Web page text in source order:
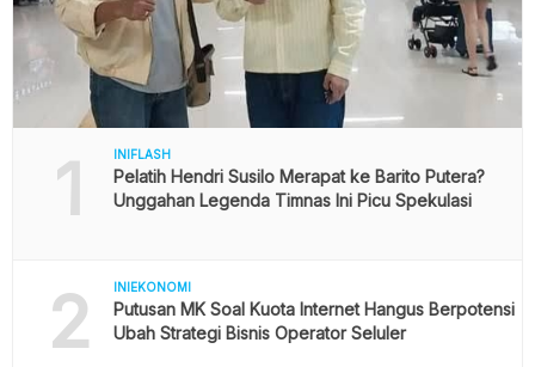
1 INIFLASH
Pelatih Hendri Susilo Merapat ke Barito Putera?
Unggahan Legenda Timnas Ini Picu Spekulasi
2 INIEKONOMI
Putusan MK Soal Kuota Internet Hangus Berpotensi
Ubah Strategi Bisnis Operator Seluler